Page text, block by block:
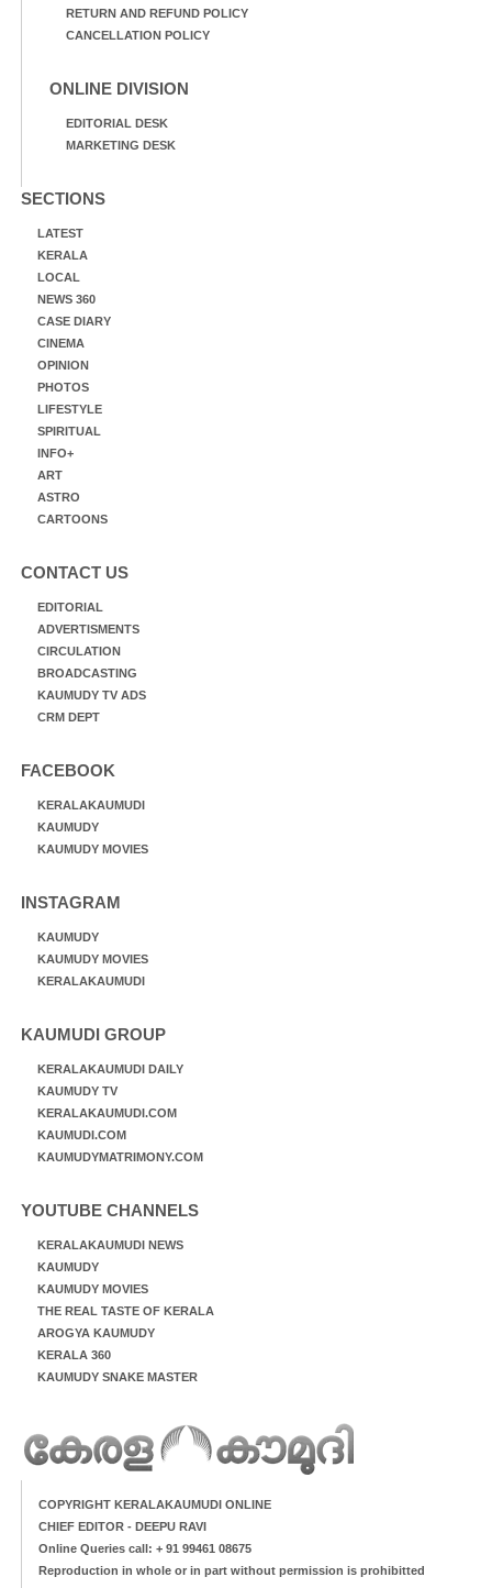
RETURN AND REFUND POLICY
CANCELLATION POLICY
ONLINE DIVISION
EDITORIAL DESK
MARKETING DESK
SECTIONS
LATEST
KERALA
LOCAL
NEWS 360
CASE DIARY
CINEMA
OPINION
PHOTOS
LIFESTYLE
SPIRITUAL
INFO+
ART
ASTRO
CARTOONS
CONTACT US
EDITORIAL
ADVERTISMENTS
CIRCULATION
BROADCASTING
KAUMUDY TV ADS
CRM DEPT
FACEBOOK
KERALAKAUMUDI
KAUMUDY
KAUMUDY MOVIES
INSTAGRAM
KAUMUDY
KAUMUDY MOVIES
KERALAKAUMUDI
KAUMUDI GROUP
KERALAKAUMUDI DAILY
KAUMUDY TV
KERALAKAUMUDI.COM
KAUMUDI.COM
KAUMUDYMATRIMONY.COM
YOUTUBE CHANNELS
KERALAKAUMUDI NEWS
KAUMUDY
KAUMUDY MOVIES
THE REAL TASTE OF KERALA
AROGYA KAUMUDY
KERALA 360
KAUMUDY SNAKE MASTER
COPYRIGHT KERALAKAUMUDI ONLINE
CHIEF EDITOR - DEEPU RAVI
Online Queries call: + 91 99461 08675
Reproduction in whole or in part without permission is prohibitted